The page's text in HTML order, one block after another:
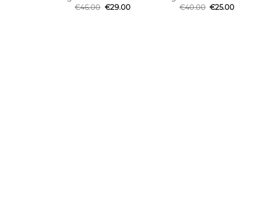
€46.00 €29.00
€40.00 €25.00